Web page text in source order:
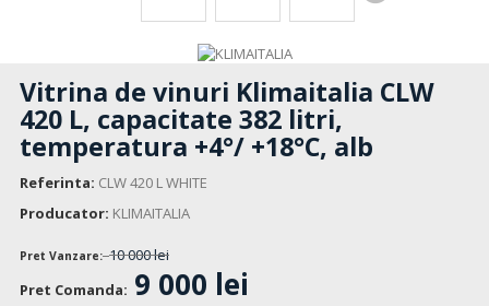
Vitrina de vinuri Klimaitalia CLW
420 L, capacitate 382 litri,
temperatura +4°/ +18°C, alb
Referinta: CLW 420 L WHITE
Producator: KLIMAITALIA
Pret Vanzare: 10 000 lei
Pret Comanda: 9 000 lei